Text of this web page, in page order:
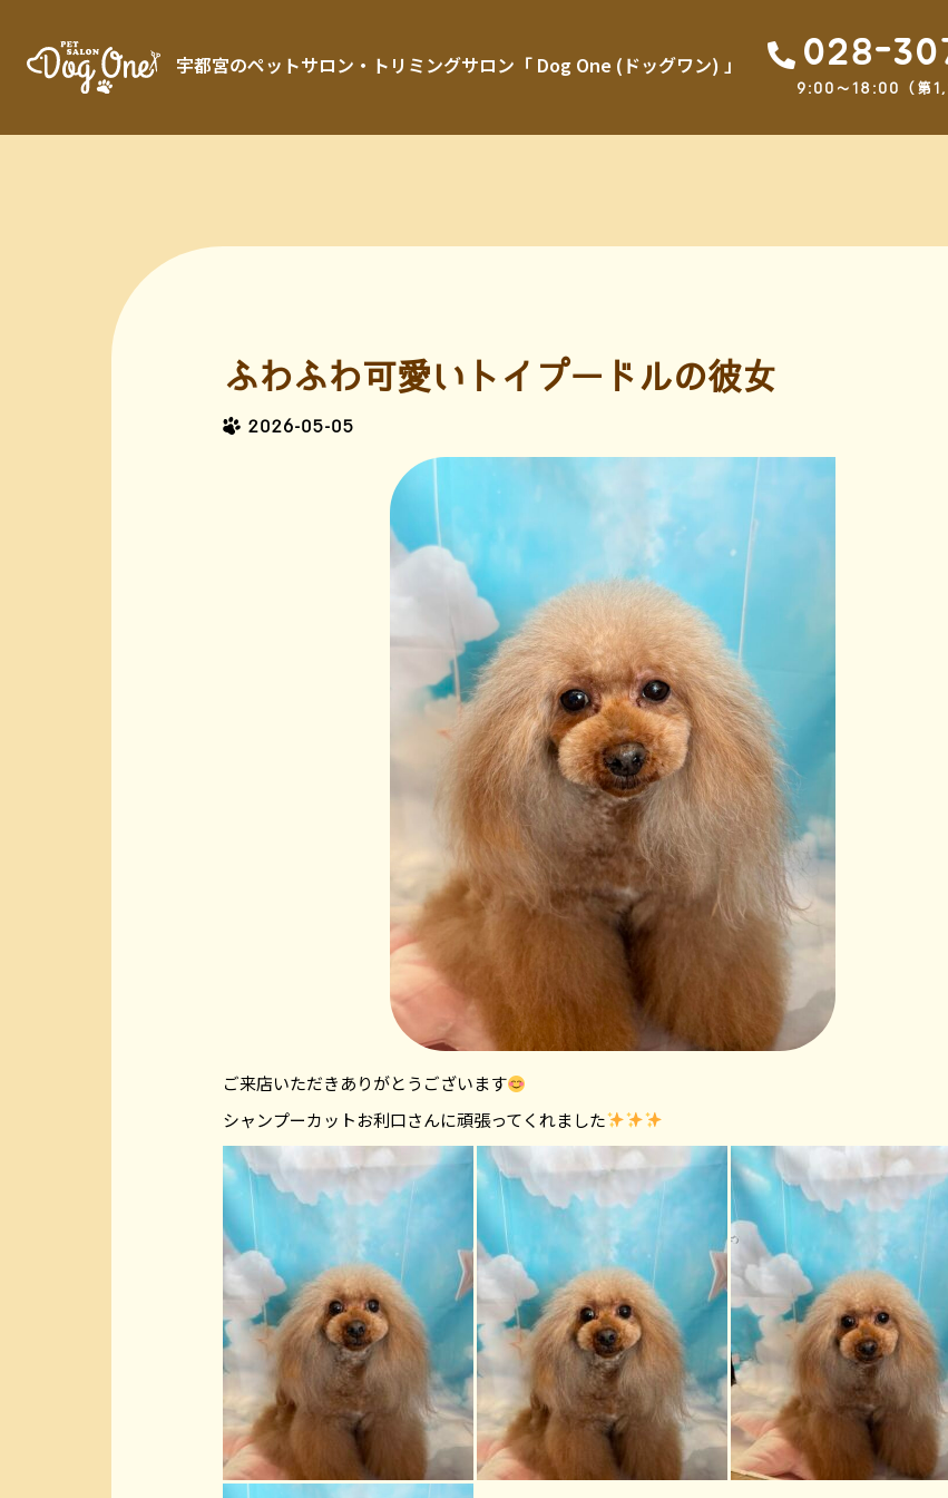
宇都宮のペットサロン・トリミングサロン「 Dog One (ドッグワン) 」 028-
9:00～18:00（第
ふわふわ可愛いトイプードルの彼女
2026-05-05
ご来店いただきありがとうございます
シャンプーカットお利口さんに頑張ってくれました